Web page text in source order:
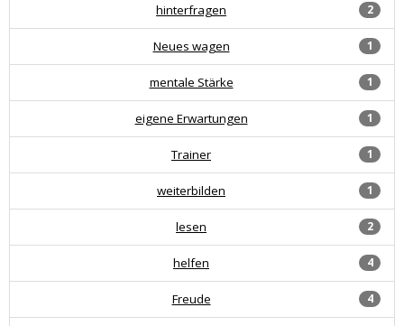
2
hinterfragen
1
Neues wagen
1
mentale Stärke
1
eigene Erwartungen
1
Trainer
1
weiterbilden
2
lesen
4
helfen
4
Freude